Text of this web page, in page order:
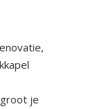
je